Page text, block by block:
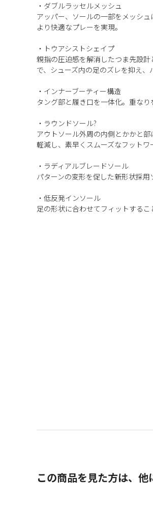
・ダブルラッセルメッシュ
アッパー、ソールの一部をメッシ
より快適なプレーを実現。
・トウアシストシェイプ
親指の圧迫感を解消したつま先設
で、シューズ内の足のズレを抑え、
・インナーブーティー構造
タング部と履き口を一体化。重な
・ラウンドソール?
アウトソール外周の内側とかかと
軽減し、素早くスムーズなフットワ
・ラディアルブレードソール
パターンの変形を促した新形状採
・低反発インソール
足の形状に合わせてフィットするこ
この商品を見た方は、